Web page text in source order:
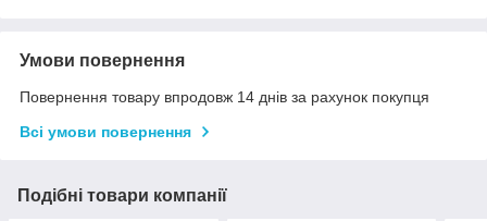
Умови повернення
Повернення товару впродовж 14 днів за рахунок покупця
Всі умови повернення
Подібні товари компанії